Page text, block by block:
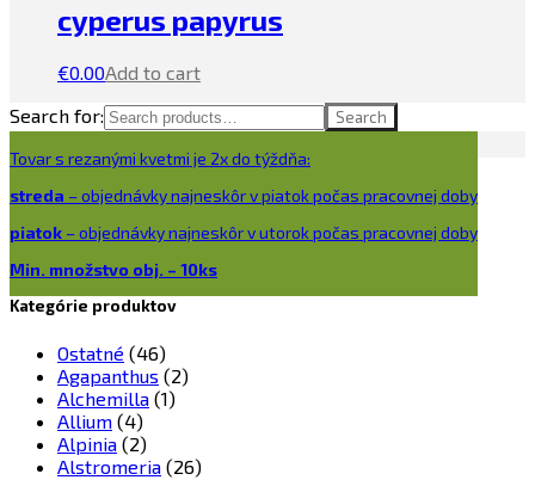
cyperus papyrus
€0.00Add to cart
Search for:
Search
Tovar s rezanými kvetmi je 2x do týždňa:
streda – objednávky najneskôr v piatok počas pracovnej doby
piatok – objednávky najneskôr v utorok počas pracovnej doby
Min. množstvo obj. – 10ks
Kategórie produktov
Ostatné (46)
Agapanthus (2)
Alchemilla (1)
Allium (4)
Alpinia (2)
Alstromeria (26)